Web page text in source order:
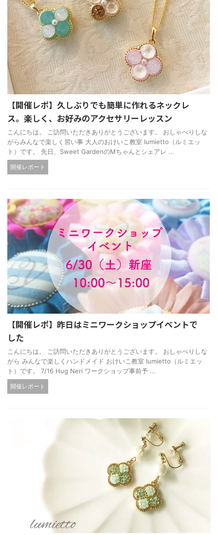
【開催レポ】久しぶりでも簡単に作れるネックレ
ス。楽しく、お好みのアクセサリーレッスン
こんにちは。 ご訪問いただきありがとうございます。 おしゃべりしな
がらみんなで楽しく習い事 大人のおけいこ教室 lumietto（ルミエッ
ト）です。 先日、Sweet GardenのMちゃんとシェアレ ...
開催レポート
【開催レポ】昨日はミニワークショップイベントで
した
こんにちは。 ご訪問いただきありがとうございます。 おしゃべりしな
がら みんなで楽しくハンドメイド おけいこ教室 lumietto（ルミエッ
ト）です。 7/16 Hug Neri ワークショップ事前予 ...
開催レポート